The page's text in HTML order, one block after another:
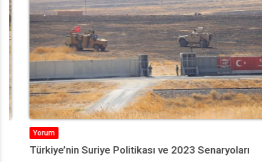
Yorum
Türkiye’nin Suriye Politikası ve 2023 Senaryoları